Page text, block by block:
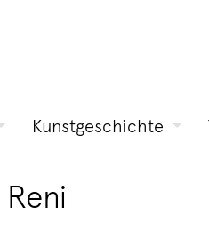
Kunstgeschichte